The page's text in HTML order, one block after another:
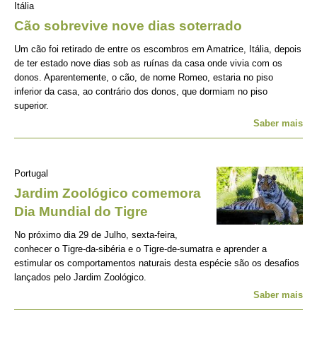
Itália
Cão sobrevive nove dias soterrado
Um cão foi retirado de entre os escombros em Amatrice, Itália, depois
de ter estado nove dias sob as ruínas da casa onde vivia com os
donos. Aparentemente, o cão, de nome Romeo, estaria no piso
inferior da casa, ao contrário dos donos, que dormiam no piso
superior.
Saber mais
Portugal
Jardim Zoológico comemora
Dia Mundial do Tigre
No próximo dia 29 de Julho, sexta-feira,
conhecer o Tigre-da-sibéria e o Tigre-de-sumatra e aprender a
estimular os comportamentos naturais desta espécie são os desafios
lançados pelo Jardim Zoológico.
Saber mais